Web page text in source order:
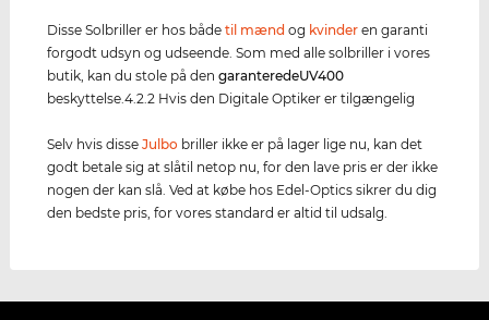
Disse Solbriller er hos bådetil mænd og kvinder en garanti
forgodt udsyn og udseende. Som med alle solbriller i vores
butik, kan du stole på dengaranteredeUV400
beskyttelse.4.2.2 Hvis den Digitale Optiker er tilgængelig
Selv hvis disseJulbo briller ikke er på lager lige nu, kan det
godt betale sig at slåtil netop nu, for den lave pris er der ikke
nogen der kan slå. Ved at købe hos Edel-Optics sikrer du dig
den bedste pris, for vores standard er altid til udsalg.